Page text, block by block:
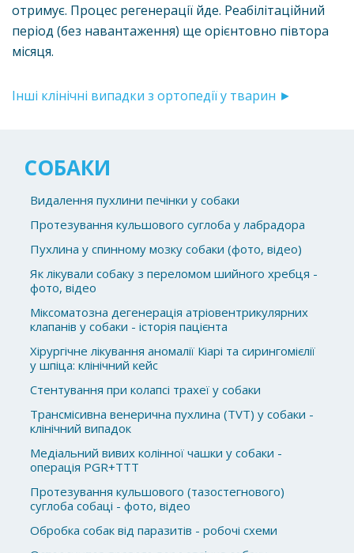
отримує. Процес регенерації йде. Реабілітаційний
період (без навантаження) ще орієнтовно півтора
місяця.
Інші клінічні випадки з ортопедії у тварин ►
СОБАКИ
Видалення пухлини печінки у собаки
Протезування кульшового суглоба у лабрадора
Пухлина у спинному мозку собаки (фото, відео)
Як лікували собаку з переломом шийного хребця -
фото, відео
Міксоматозна дегенерація атріовентрикулярних
клапанів у собаки - історія пацієнта
Хірургічне лікування аномалії Кіарі та сирингомієлії
у шпіца: клінічний кейс
Стентування при колапсі трахеї у собаки
Трансмісивна венерична пухлина (TVT) у собаки -
клінічний випадок
Медіальний вивих колінної чашки у собаки -
операція PGR+TTT
Протезування кульшового (тазостегнового)
суглоба собаці - фото, відео
Обробка собак від паразитів - робочі схеми